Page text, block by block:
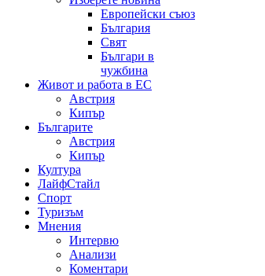
Европейски съюз
България
Свят
Българи в
чужбина
Живот и работа в ЕС
Австрия
Кипър
Българите
Австрия
Кипър
Култура
ЛайфСтайл
Спорт
Туризъм
Мнения
Интервю
Анализи
Коментари